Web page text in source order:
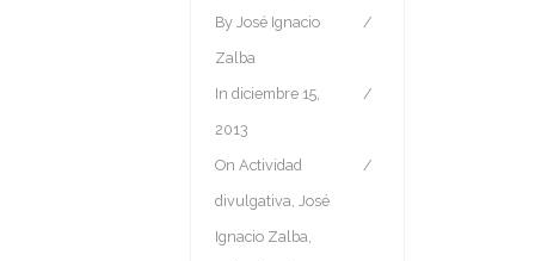
By José Ignacio
Zalba
In diciembre 15,
2013
On Actividad
divulgativa
José
Ignacio Zalba